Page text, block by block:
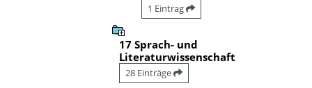
1 Eintrag
17 Sprach- und
Literaturwissenschaft
28 Einträge